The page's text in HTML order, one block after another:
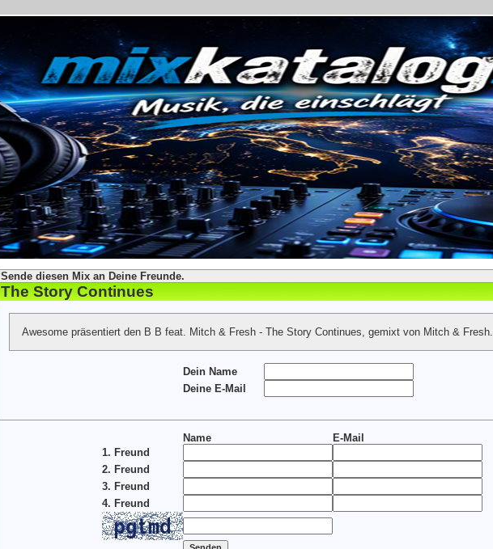
Sende diesen Mix an Deine Freunde.
The Story Continues
Awesome präsentiert den B B feat. Mitch & Fresh - The Story Continues, gemixt von Mitch & Fresh.
Dein Name
Deine E-Mail
Name
E-Mail
1. Freund
2. Freund
3. Freund
4. Freund